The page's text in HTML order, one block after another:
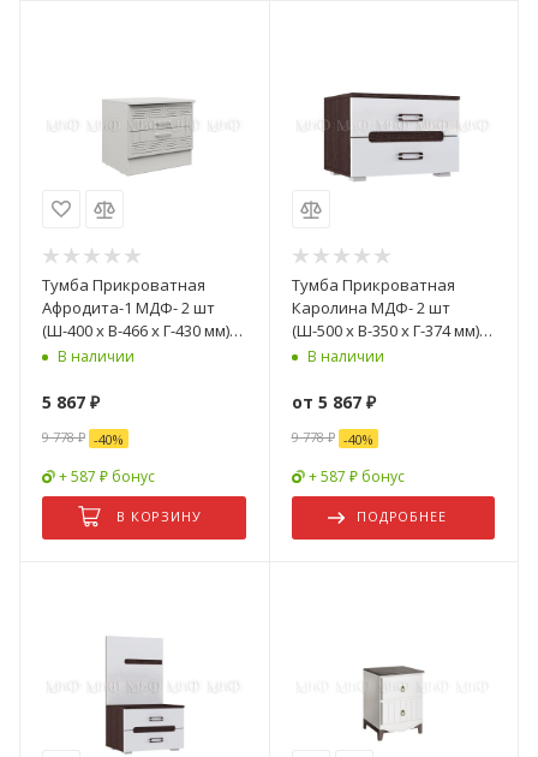
Тумба Прикроватная
Афродита-1 МДФ- 2 шт
(Ш-400 x В-466 x Г-430 мм)
Белый Глянец
В наличии
5 867 ₽
9 778₽ -40%
+ 587 ₽ бонус
В КОРЗИНУ
Тумба Прикроватная
Каролина МДФ- 2 шт
(Ш-500 х В-350 х Г-374 мм)/
Разные Цвета
В наличии
от 5 867 ₽
9 778 ₽ -40%
+ 587 ₽ бонус
ПОДРОБНЕЕ